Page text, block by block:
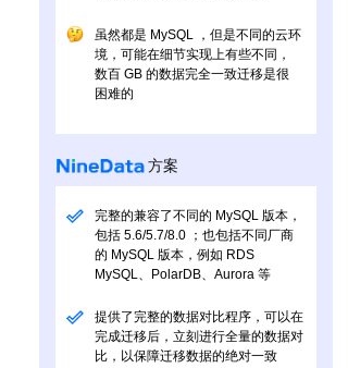
完整的兼容了不同的 MySQL 版本，
包括 5.6/5.7/8.0 ；也包括不同厂商
的 MySQL 版本，例如 RDS
MySQL、PolarDB、Aurora 等
提供了完整的数据对比程序，可以在
完成迁移后，立刻进行全量的数据对
比，以保障迁移数据的绝对一致
方案
虽然都是 MySQL ，但是不同的云环
境，可能在细节实现上有些不同，
数百 GB 的数据完全一致迁移是很
困难的